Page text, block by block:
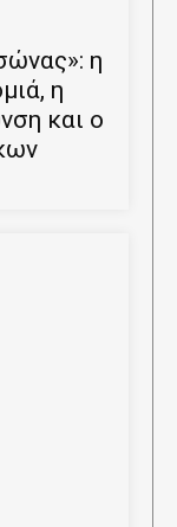
η
η
και ο